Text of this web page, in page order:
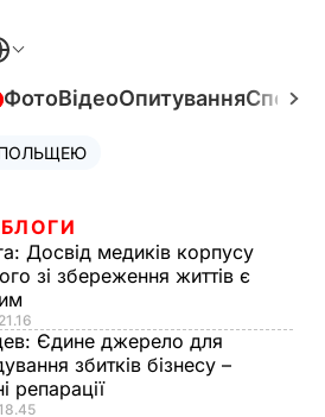
ФотоВідеоОпитування
Досвід медиків корпусу
зі збереження життів є
Єдине джерело для
збитків бізнесу –
репарації